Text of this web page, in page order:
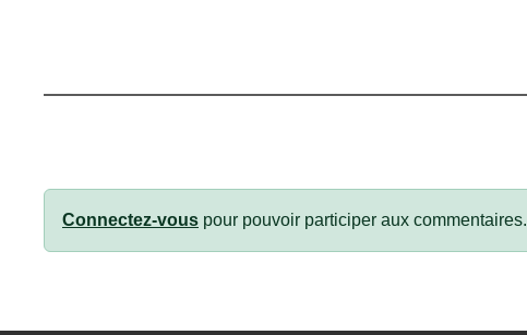
Connectez-vous pour pouvoir participer aux commentaires.